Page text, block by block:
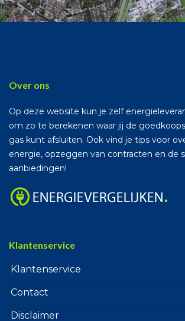
Over ons
Op deze website kun je zelf
om zo te berekenen waar jij de
gas kunt afsluiten. Ook vind je tips voor
energie, opzeggen van contracten en de
aanbiedingen!
Klantenservice
Klantenservice
Contact
Disclaimer